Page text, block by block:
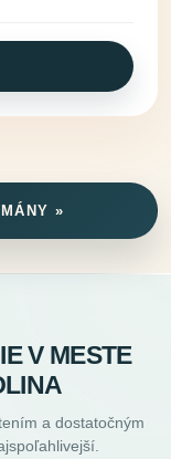
»
V MESTE
a dostatočným